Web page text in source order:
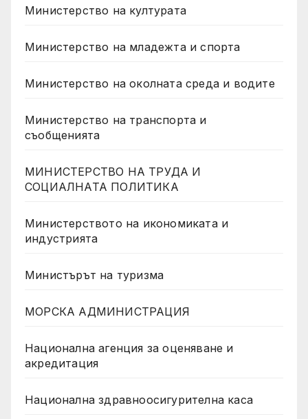
Министерство на културата
Министерство на младежта и спорта
Министерство на околната среда и водите
Министерство на транспорта и
съобщенията
МИНИСТЕРСТВО НА ТРУДА И
СОЦИАЛНАТА ПОЛИТИКА
Министерството на икономиката и
индустрията
Министърът на туризма
МОРСКА АДМИНИСТРАЦИЯ
Национална агенция за оценяване и
акредитация
Национална здравноосигурителна каса